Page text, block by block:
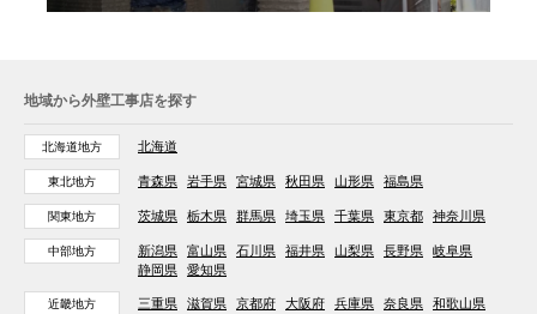
地域から外壁工事店を探す
北海道地方 北海道
東北地方 青森県 岩手県 宮城県 秋田県 山形県 福島県
関東地方 茨城県 栃木県 群馬県 埼玉県 千葉県 東京都 神奈川県
中部地方 新潟県 富山県 石川県 福井県 山梨県 長野県
岐阜県
静岡県
愛知県
近畿地方 三重県 滋賀県 京都府 大阪府 兵庫県 奈良県 和歌山県